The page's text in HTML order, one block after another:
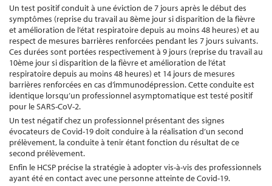
Un test positif conduit à une éviction de 7 jours après le début des
symptômes (reprise du travail au 8ème jour si disparition de la fièvre
et amélioration de l’état respiratoire depuis au moins 48 heures) et au
respect de mesures barrières renforcées pendant les 7 jours suivants.
Ces durées sont portées respectivement à 9 jours (reprise du travail au
10ème jour si disparition de la fièvre et amélioration de l’état
respiratoire depuis au moins 48 heures) et 14 jours de mesures
barrières renforcées en cas d’immunodépression. Cette conduite est
identique lorsqu’un professionnel asymptomatique est testé positif
pour le SARS-CoV-2.
Un test négatif chez un professionnel présentant des signes
évocateurs de Covid-19 doit conduire à la réalisation d’un second
prélèvement, la conduite à tenir étant fonction du résultat de ce
second prélèvement.
Enfin le HCSP précise la stratégie à adopter vis-à-vis des professionnels
ayant été en contact avec une personne atteinte de Covid-19.